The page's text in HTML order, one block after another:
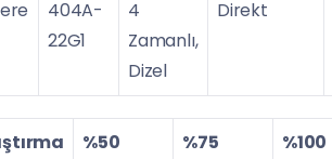
404A-
22G1
4
Zamanlı,
Dizel
Direkt
%50
%75
%100